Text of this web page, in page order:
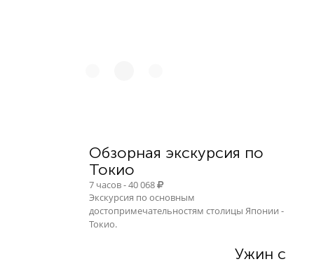
Обзорная экскурсия по
Токио
7 часов - 40 068
Экскурсия по основным
достопримечательностям столицы Японии -
Токио.
Ужин с